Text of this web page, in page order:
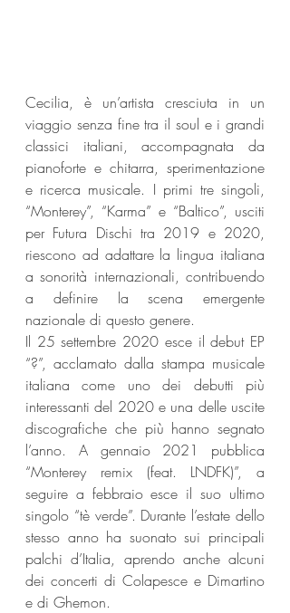
Cecilia, è un’artista cresciuta in un
viaggio senza fine tra il soul e i grandi
classici italiani, accompagnata da
pianoforte e chitarra, sperimentazione
e ricerca musicale. I primi tre singoli,
“Monterey”, “Karma” e “Baltico”, usciti
per Futura Dischi tra 2019 e 2020,
riescono ad adattare la lingua italiana
a sonorità internazionali, contribuendo
a definire la scena emergente
nazionale di questo genere.
Il 25 settembre 2020 esce il debut EP
“?”, acclamato dalla stampa musicale
italiana come uno dei debutti più
interessanti del 2020 e una delle uscite
discografiche che più hanno segnato
l’anno. A gennaio 2021 pubblica
“Monterey remix (feat. LNDFK)”, a
seguire a febbraio esce il suo ultimo
singolo “tè verde”. Durante l’estate dello
stesso anno ha suonato sui principali
palchi d’Italia, aprendo anche alcuni
dei concerti di Colapesce e Dimartino
e di Ghemon.